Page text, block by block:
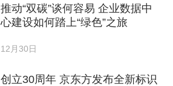
推动“双碳”谈何容易 企业数据中
心建设如何踏上“绿色”之旅
12月30日
创立30周年 京东方发布全新标识